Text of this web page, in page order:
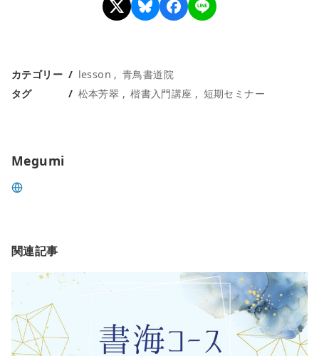
カテゴリー lesson
青鳥書道院
タグ
松本芳翠 楷書入門講座 短期セミナー
Megumi
関連記事